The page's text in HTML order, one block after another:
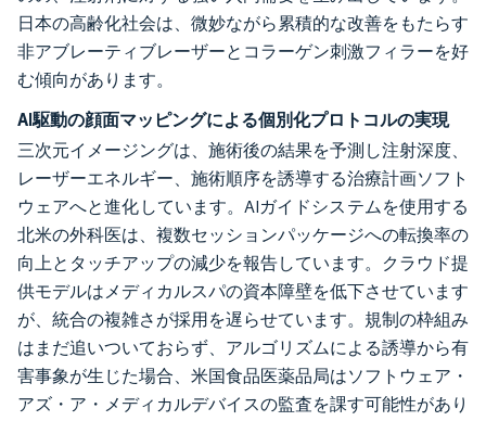
日本の高齢化社会は、微妙ながら累積的な改善をもたらす
非アブレーティブレーザーとコラーゲン刺激フィラーを好
む傾向があります。
AI駆動の顔面マッピングによる個別化プロトコルの実現
三次元イメージングは、施術後の結果を予測し注射深度、
レーザーエネルギー、施術順序を誘導する治療計画ソフト
ウェアへと進化しています。AIガイドシステムを使用する
北米の外科医は、複数セッションパッケージへの転換率の
向上とタッチアップの減少を報告しています。クラウド提
供モデルはメディカルスパの資本障壁を低下させています
が、統合の複雑さが採用を遅らせています。規制の枠組み
はまだ追いついておらず、アルゴリズムによる誘導から有
害事象が生じた場合、米国食品医薬品局はソフトウェア・
アズ・ア・メディカルデバイスの監査を課す可能性があり